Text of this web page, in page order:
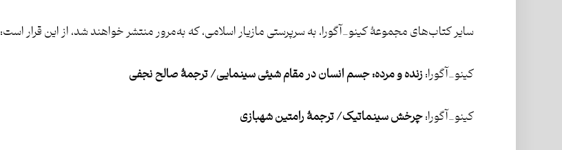
سایر کتاب‌های مجموعۀ کینو_آگورا، به سرپرستی مازیار اسلامی، که به‌مرور منتشر خواهند شد، از این قرار است:
کینو_آگورا:زنده و مرده: جسم انسان در مقام شیئی سینمایی/ ترجمۀصالح نجفی
کینو_آگورا:چرخش سینماتیک/ ترجمۀ رامتین شهبازی